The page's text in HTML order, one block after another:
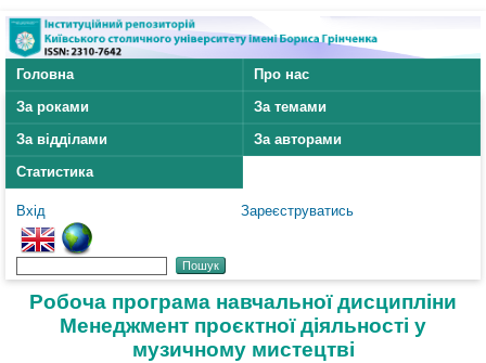
Головна
Про нас
За роками
За темами
За відділами
За авторами
Статистика
Вхід Зареєструватись
Робоча програма навчальної дисципліни
Менеджмент проєктної діяльності у
музичному мистецтві